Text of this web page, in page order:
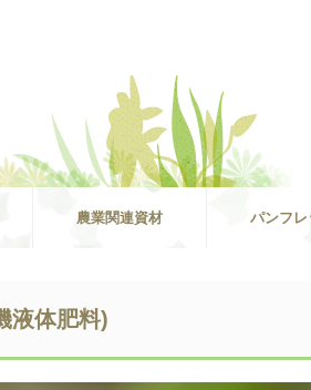
農業関連資材 パンフ
液体肥料)